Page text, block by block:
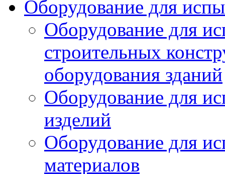
Оборудование для
Оборудование для
строительных
оборудования зданий
Оборудование для
изделий
Оборудование для
материалов